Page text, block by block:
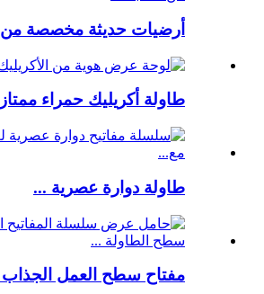
أرضيات حديثة مخصصة من 4 طبقات ...
طاولة أكريليك حمراء
طاولة دوارة عصرية ...
مفتاح سطح العمل